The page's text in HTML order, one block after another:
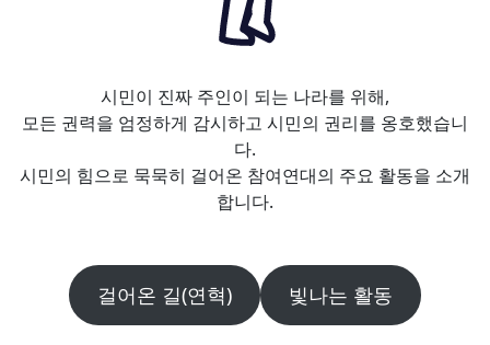
시민이 진짜 주인이 되는 나라를 위해,
모든 권력을 엄정하게 감시하고 시민의 권리를 옹호했습니
다.
시민의 힘으로 묵묵히 걸어온 참여연대의 주요 활동을 소개
합니다.
걸어온 길(연혁) 빛나는 활동